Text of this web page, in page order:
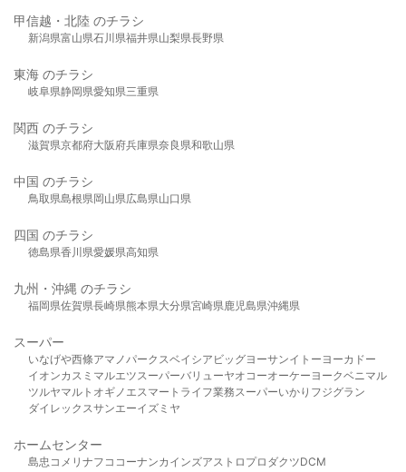
甲信越・北陸 のチラシ
新潟県富山県石川県福井県山梨県長野県
東海 のチラシ
岐阜県静岡県愛知県三重県
関西 のチラシ
滋賀県京都府大阪府兵庫県奈良県和歌山県
中国 のチラシ
鳥取県島根県岡山県広島県山口県
四国 のチラシ
徳島県香川県愛媛県高知県
九州・沖縄 のチラシ
福岡県佐賀県長崎県熊本県大分県宮崎県鹿児島県沖縄県
スーパー
いなげや西條アマノパークスベイシア ビッグヨーサンイトーヨーカドー
イオンカスミ マルエツスーパーバリューヤオコーオーケー ヨークベニマル
ツルヤマルト オギノ エスマート ライフ業務スーパーいかり フジグラン
ダイレックスサンエーイズミヤ
ホームセンター
島忠 コメリ ナフコ コーナンカインズアストロプロダクツDCM